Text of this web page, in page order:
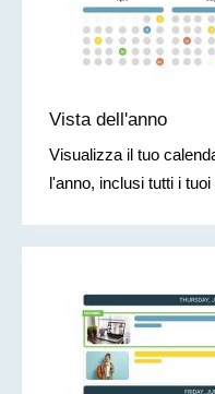
Vista dell'anno
Visualizza il tuo
l'anno, inclusi tutti i tuoi